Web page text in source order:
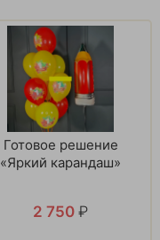
Готовое решение
«Яркий карандаш»
2 750 ₽